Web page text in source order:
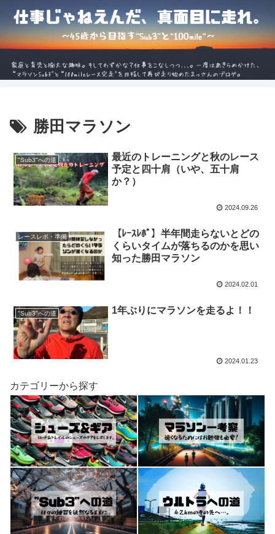
勝田マラソン
"Sub3"への道
最近のトレーニングと秋のレース
予定と四十肩（いや、五十肩
か？）
2024.09.26
レースレポ・準備
【ﾚｰｽﾚﾎﾟ】半年間走らないとどの
くらいタイムが落ちるのかを思い
知った勝田マラソン
2024.02.01
"Sub3"への道 1年ぶりにマラソンを走るよ！！
2024.01.23
カテゴリーから探す